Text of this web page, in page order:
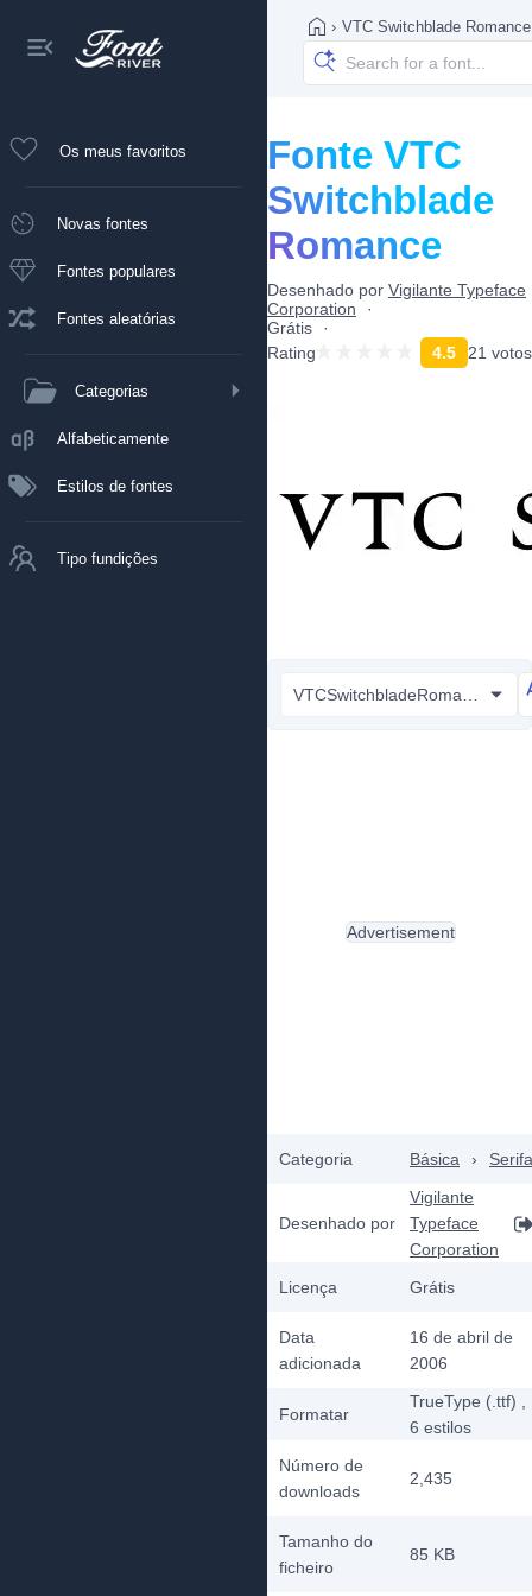
Os meus favoritos
Novas fontes
Fontes populares
Fontes aleatórias
Categorias
Alfabeticamente
Estilos de fontes
Tipo fundições
› VTC Switchblade Romance
Fonte VTC
Switchblade
Romance
Desenhado por Vigilante Typeface
Corporation
Grátis
Rating
4.5 21 votos
Categoria Básica › Serifa
Desenhado por
Vigilante
Typeface
Corporation
Licença
Grátis
Data
adicionada
16 de abril de
2006
Formatar
TrueType (.ttf)
6 estilos
Número de
downloads
2,435
Tamanho do
ficheiro
85 KB
Advertisement